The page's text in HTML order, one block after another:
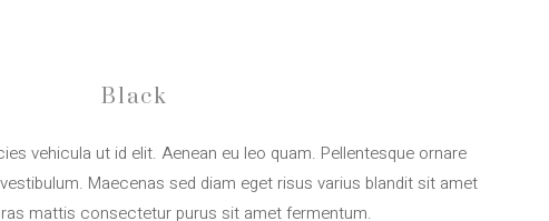
Black
vehicula ut id elit. Aenean eu leo quam. Pellentesque ornare
Maecenas sed diam eget risus varius blandit sit amet
mattis consectetur purus sit amet fermentum.